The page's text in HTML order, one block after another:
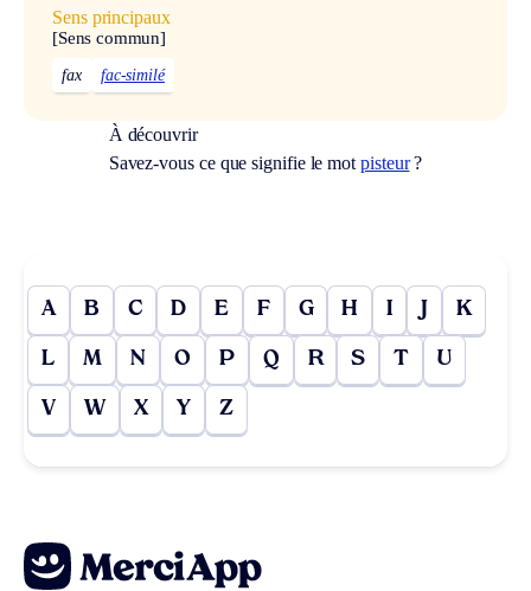
Sens principaux
[Sens commun]
fax fac-similé
À découvrir
Savez-vous ce que signifie le mot pisteur?
A B C D E F G H I J K
L M N O P Q R S T U
V W X Y Z